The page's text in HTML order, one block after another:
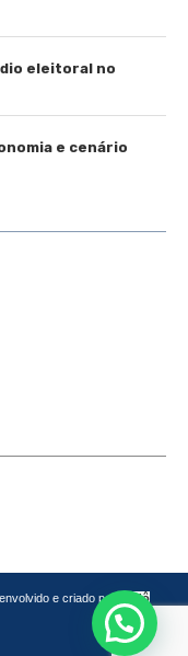
eleitoral no
e cenário
e criado por
Cadô